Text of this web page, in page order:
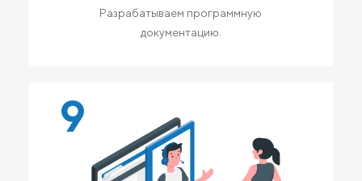
Разрабатываем программную
документацию.
9